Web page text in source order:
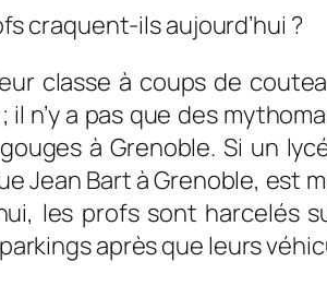
craquent-ils aujourd’hui ?
classe à coups de
n’y a pas que des
à Grenoble. Si un
Jean Bart à Grenoble, est
les profs sont harcelés
après que leurs